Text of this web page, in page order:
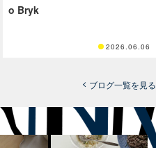
o Bryk
2026.06.06
ブログ一覧を見る